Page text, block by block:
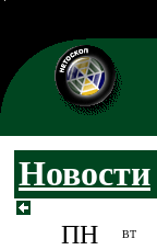
Новости
ПН ВТ